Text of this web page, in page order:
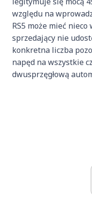
względu na
RS5 może mieć nieco
sprzedający nie
konkretna liczba
napęd na wszystkie
dwusprzęgłową